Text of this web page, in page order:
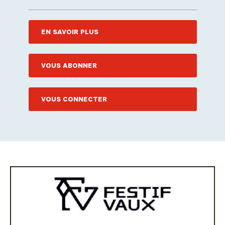
EN SAVOIR PLUS
VOUS ABONNER
VOUS CONNECTER